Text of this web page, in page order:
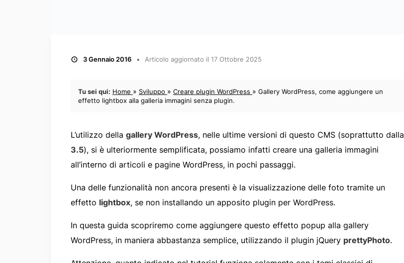
3 Gennaio 2016 Articolo aggiornato il 17 Ottobre 2025
Tu sei qui: Home » Sviluppo » Creare plugin WordPress » Gallery WordPress, come aggiungere un
effetto lightbox alla galleria immagini senza plugin.
L’utilizzo della gallery WordPress, nelle ultime versioni di questo CMS (soprattutto dalla
3.5), si è ulteriormente semplificata, possiamo infatti creare una galleria immagini
all’interno di articoli e pagine WordPress, in pochi passaggi.
Una delle funzionalità non ancora presenti è la visualizzazione delle foto tramite un
effetto lightbox, se non installando un apposito plugin per WordPress.
In questa guida scopriremo come aggiungere questo effetto popup alla gallery
WordPress, in maniera abbastanza semplice, utilizzando il plugin jQuery prettyPhoto.